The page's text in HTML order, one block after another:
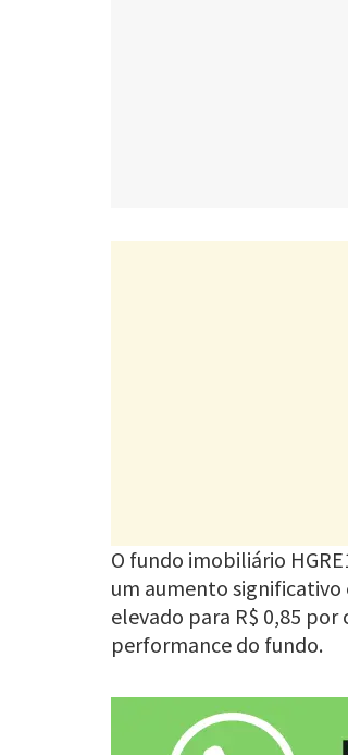
O fundo imobiliário
um aumento significativo
elevado para R$ 0,85
performance do fundo.